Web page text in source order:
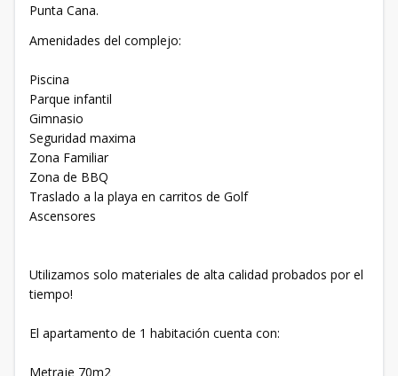
Punta Cana.
Amenidades del complejo:
Piscina
Parque infantil
Gimnasio
Seguridad maxima
Zona Familiar
Zona de BBQ
Traslado a la playa en carritos de Golf
Ascensores
Utilizamos solo materiales de alta calidad probados por el
tiempo!
El apartamento de 1 habitación cuenta con:
Metraje 70m2